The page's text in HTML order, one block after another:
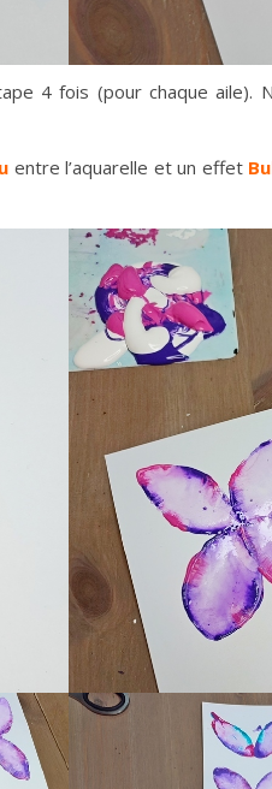
4 fois (pour chaque aile).
entre l’aquarelle et un effet